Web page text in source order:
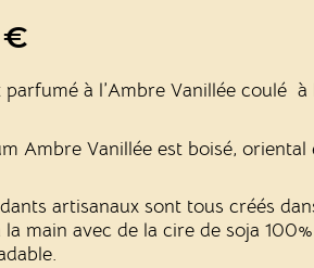
€
parfumé à l’Ambre Vanillée coulé
Ambre Vanillée est boisé, oriental
artisanaux sont tous créés
la main avec de la cire de soja